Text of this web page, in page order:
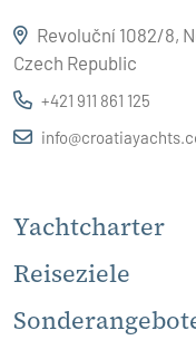
Revoluční 1082/8,
Czech Republic
+421 911 861 125
Yachtcharter
Reiseziele